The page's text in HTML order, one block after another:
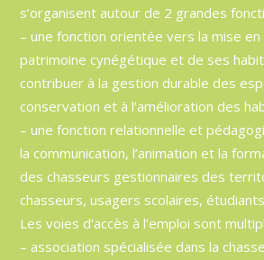
s’organisent autour de 2 grandes
– une fonction orientée vers la mise en
patrimoine cynégétique et de ses
contribuer à la gestion durable des
conservation et à l’amélioration des
– une fonction relationnelle et
la communication, l’animation et la
des chasseurs gestionnaires des
chasseurs, usagers scolaires,
Les voies d’accès à l’emploi sont
– association spécialisée dans la